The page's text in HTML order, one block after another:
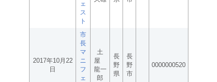
ェ
ス
ト
2017年10月22
日
市
長
マ
ニ
フ
ェ
土
屋
龍一
郎
長
野
県
長
野
市
0000000520